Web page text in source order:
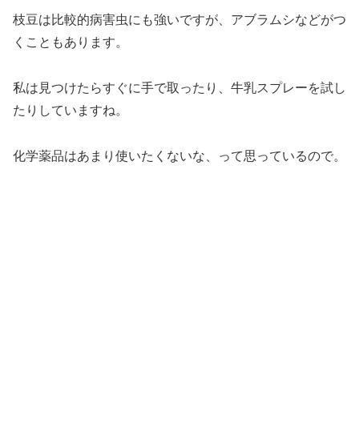
枝豆は比較的病害虫にも強いですが、アブラムシなどがつ
くこともあります。
私は見つけたらすぐに手で取ったり、牛乳スプレーを試し
たりしていますね。
化学薬品はあまり使いたくないな、って思っているので。